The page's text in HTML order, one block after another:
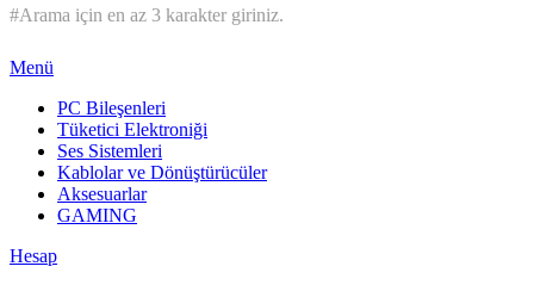
#Arama için en az 3 karakter giriniz.
Menü
PC Bileşenleri
Tüketici Elektroniği
Ses Sistemleri
Kablolar ve Dönüştürücüler
Aksesuarlar
GAMING
Hesap